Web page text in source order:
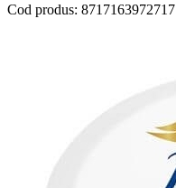
Cod produs: 8717163972717